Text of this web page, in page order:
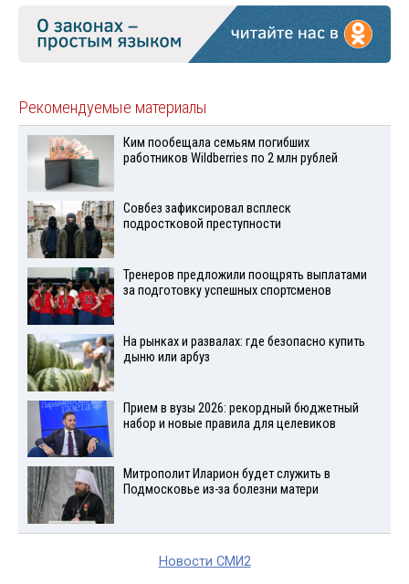
Рекомендуемые материалы
Ким пообещала семьям погибших
работников Wildberries по 2 млн рублей
Совбез зафиксировал всплеск
подростковой преступности
Тренеров предложили поощрять выплатами
за подготовку успешных спортсменов
На рынках и развалах: где безопасно купить
дыню или арбуз
Прием в вузы 2026: рекордный бюджетный
набор и новые правила для целевиков
Митрополит Иларион будет служить в
Подмосковье из-за болезни матери
Новости СМИ2